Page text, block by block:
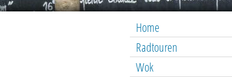
Home
Radtouren
Wok